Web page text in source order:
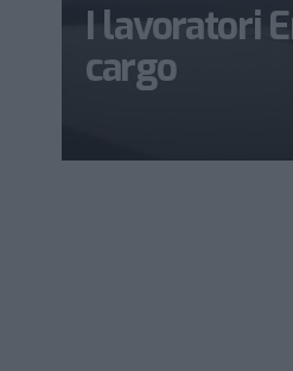
I lavoratori
cargo